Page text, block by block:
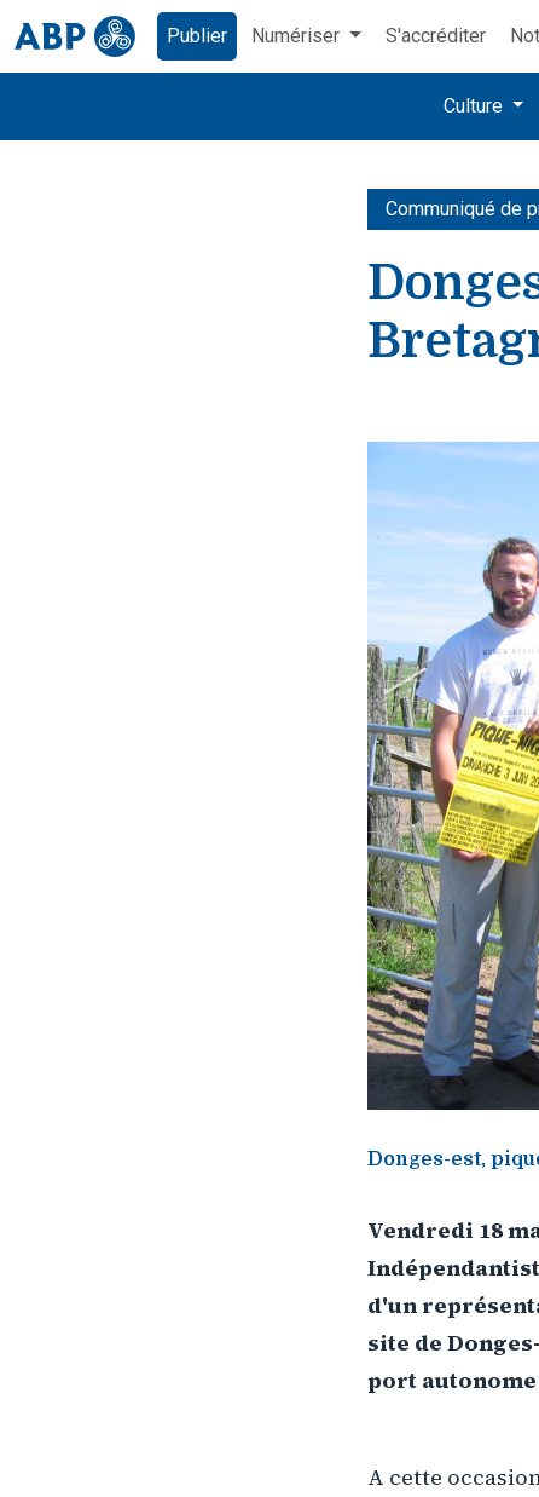
Publier Numériser S'accréditer
Culture
Communiqué de
Donges-est,
Vendredi 18
d'un
site de
port autonome
A cette